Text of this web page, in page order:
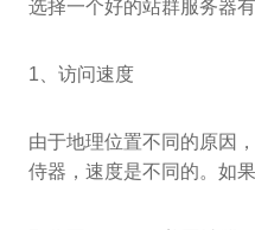
选择一个好的站群服务器
1、访问速度
由于地理位置不同的原因
侍器，速度是不同的。如